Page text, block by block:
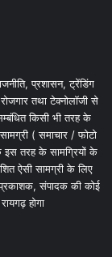
प्रशासन, ट्रेंडिंग
तथा टेक्नोलॉजी से
किसी भी तरह के
( समाचार / फोटो
इस तरह के सामग्रियों के
ऐसी सामग्री के लिए
प्रकाशक, संपादक की कोई
होगा